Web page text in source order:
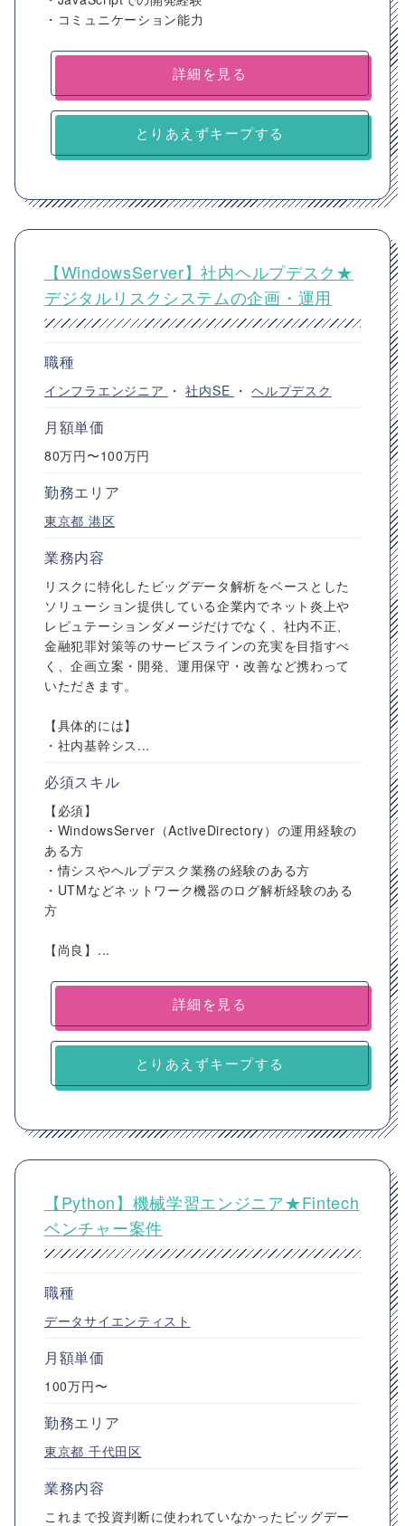
・コミュニケーション能力
詳細を見る
とりあえずキープする
【WindowsServer】社内ヘルプデスク★
デジタルリスクシステムの企画・運用
職種
インフラエンジニア ・社内SE ・ヘルプデスク
月額単価
80万円〜100万円
勤務エリア
東京都 港区
業務内容
リスクに特化したビッグデータ解析をベースとした
ソリューション提供している企業内でネット炎上や
レピュテーションダメージだけでなく、社内不正、
金融犯罪対策等のサービスラインの充実を目指すべ
く、企画立案・開発、運用保守・改善など携わって
いただきます。
【具体的には】
・社内基幹シス...
必須スキル
【必須】
・WindowsServer（ActiveDirectory）の運用経験の
ある方
・情シスやヘルプデスク業務の経験のある方
・UTMなどネットワーク機器のログ解析経験のある
方
【尚良】...
詳細を見る
とりあえずキープする
【Python】機械学習エンジニア★Fintech
ベンチャー案件
職種
データサイエンティスト
月額単価
100万円〜
勤務エリア
東京都 千代田区
業務内容
これまで投資判断に使われていなかったビッグデー